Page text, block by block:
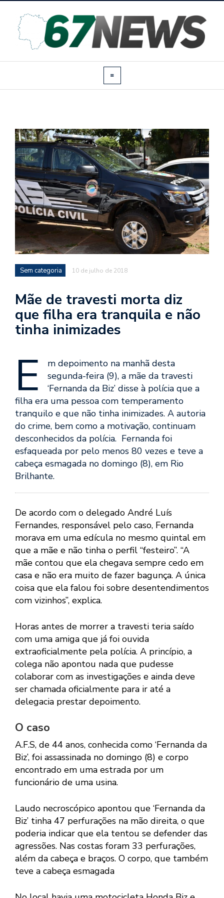
Sem categoria 10 de julho de 2018
Mãe de travesti morta diz
que filha era tranquila e não
tinha inimizades
E
m depoimento na manhã desta
segunda-feira (9), a mãe da travesti
‘Fernanda da Biz’ disse à polícia que a
filha era uma pessoa com temperamento
tranquilo e que não tinha inimizades. A autoria
do crime, bem como a motivação, continuam
desconhecidos da polícia. Fernanda foi
esfaqueada por pelo menos 80 vezes e teve a
cabeça esmagada no domingo (8), em Rio
Brilhante.
De acordo com o delegado André Luís
Fernandes, responsável pelo caso, Fernanda
morava em uma edícula no mesmo quintal em
que a mãe e não tinha o perfil “festeiro”. “A
mãe contou que ela chegava sempre cedo em
casa e não era muito de fazer bagunça. A única
coisa que ela falou foi sobre desentendimentos
com vizinhos”, explica.
Horas antes de morrer a travesti teria saído
com uma amiga que já foi ouvida
extraoficialmente pela polícia. A princípio, a
colega não apontou nada que pudesse
colaborar com as investigações e ainda deve
ser chamada oficialmente para ir até a
delegacia prestar depoimento.
O caso
A.F.S, de 44 anos, conhecida como ‘Fernanda da
Biz’, foi assassinada no domingo (8) e corpo
encontrado em uma estrada por um
funcionário de uma usina.
Laudo necroscópico apontou que ‘Fernanda da
Biz’ tinha 47 perfurações na mão direita, o que
poderia indicar que ela tentou se defender das
agressões. Nas costas foram 33 perfurações,
além da cabeça e braços. O corpo, que também
teve a cabeça esmagada